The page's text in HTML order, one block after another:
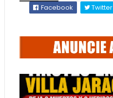
Facebook
Twitter